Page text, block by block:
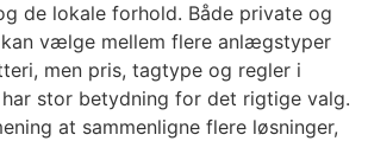
de lokale forhold. Både private og
vælge mellem flere anlægstyper
men pris, tagtype og regler i
har stor betydning for det rigtige valg.
at sammenligne flere løsninger,